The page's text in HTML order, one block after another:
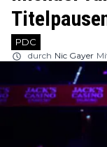
PDC
durch Nic Gayer